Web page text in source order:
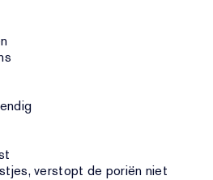
verstopt de poriën niet